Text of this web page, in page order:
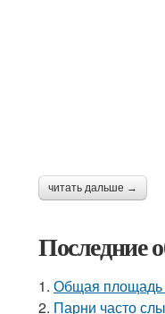
читать дальше →
Последние
1. Общая площадь
2. Парни часто